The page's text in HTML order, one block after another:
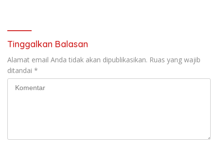
Tinggalkan Balasan
Alamat email Anda tidak akan dipublikasikan. Ruas yang wajib
ditandai *